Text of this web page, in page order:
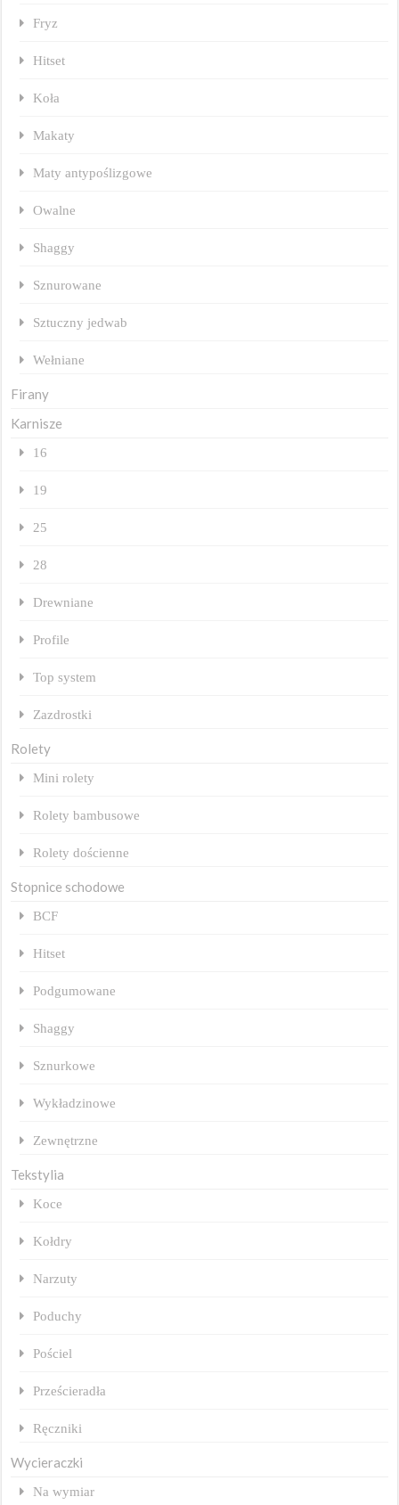
Fryz
Hitset
Koła
Makaty
Maty antypoślizgowe
Owalne
Shaggy
Sznurowane
Sztuczny jedwab
Wełniane
Firany
Karnisze
16
19
25
28
Drewniane
Profile
Top system
Zazdrostki
Rolety
Mini rolety
Rolety bambusowe
Rolety dościenne
Stopnice schodowe
BCF
Hitset
Podgumowane
Shaggy
Sznurkowe
Wykładzinowe
Zewnętrzne
Tekstylia
Koce
Kołdry
Narzuty
Poduchy
Pościel
Prześcieradła
Ręczniki
Wycieraczki
Na wymiar